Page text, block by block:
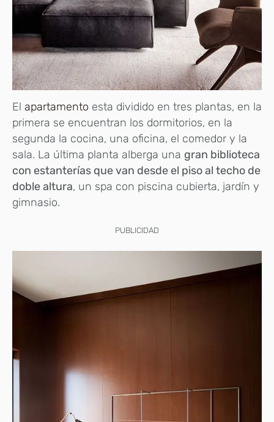
El apartamento esta dividido en tres plantas, en la
primera se encuentran los dormitorios, en la
segunda la cocina, una oficina, el comedor y la
sala. La última planta alberga una gran biblioteca
con estanterías que van desde el piso al techo de
doble altura, un spa con piscina cubierta, jardín y
gimnasio.
PUBLICIDAD